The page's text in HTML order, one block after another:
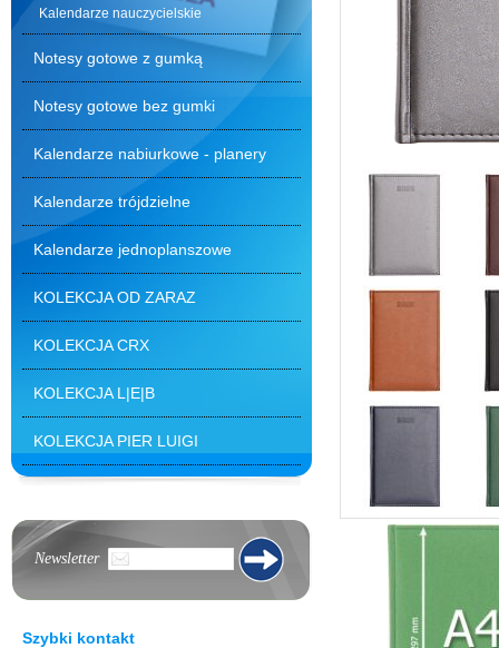
Kalendarze nauczycielskie
Notesy gotowe z gumką
Notesy gotowe bez gumki
Kalendarze nabiurkowe - planery
Kalendarze trójdzielne
Kalendarze jednoplanszowe
KOLEKCJA OD ZARAZ
KOLEKCJA CRX
KOLEKCJA L|E|B
KOLEKCJA PIER LUIGI
Newsletter
Szybki kontakt